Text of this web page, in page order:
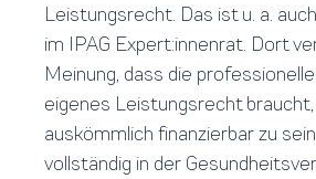
Leistungsrecht. Das ist u. a.
im IPAG Expert:innenrat. Dort
Meinung, dass die
eigenes Leistungsrecht
auskömmlich finanzierbar zu
vollständig in der